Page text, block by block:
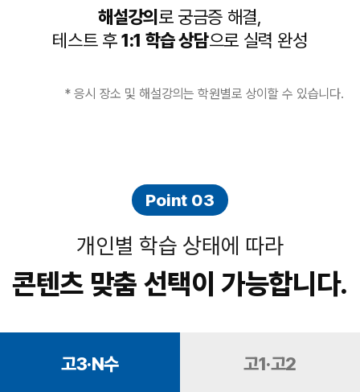
해설강의 로 궁금증 해결,
테스트 후1:1 학습 상담으로 실력 완성
* 응시 장소 및 해설강의는 학원별로 상이할 수 있습니다.
Point 03
개인별 학습 상태에 따라
콘텐츠 맞춤 선택이 가능합니다.
고3·N수 고1·고2